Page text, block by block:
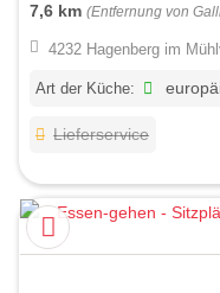
7,6 km (Entfernung von
4232 Hagenberg im
Art der Küche:
Lieferservice